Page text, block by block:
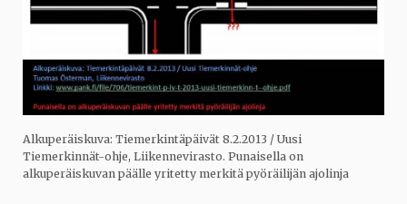
Alkuperäiskuva: Tiemerkintäpäivät 8.2.2013 / Uusi
Tiemerkinnät-ohje, Liikennevirasto. Punaisella on
alkuperäiskuvan päälle yritetty merkitä pyöräilijän ajolinja